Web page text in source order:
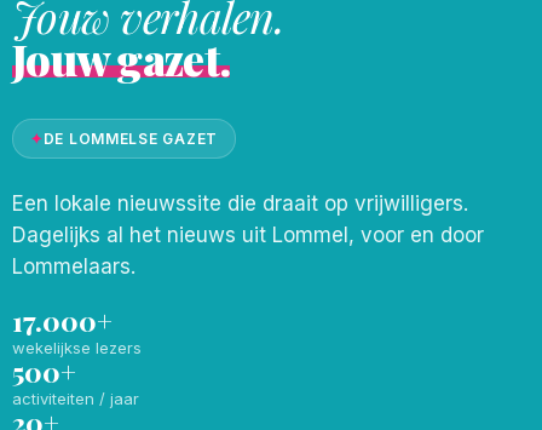
Jouw verhalen.
Jouw gazet.
✦DE LOMMELSE GAZET
Een lokale nieuwssite die draait op vrijwilligers.
Dagelijks al het nieuws uit Lommel, voor en door
Lommelaars.
17.000+
wekelijkse lezers
500+
activiteiten / jaar
20+